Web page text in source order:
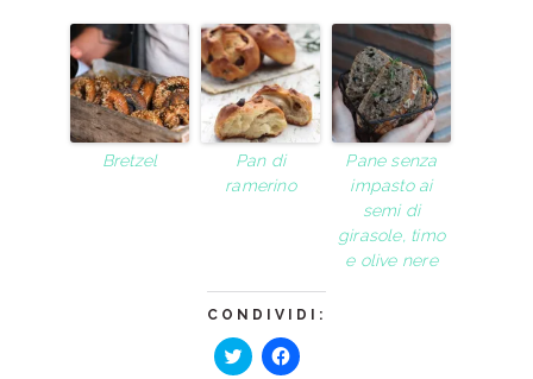
Bretzel
Pan di
ramerino
Pane senza
impasto ai
semi di
girasole, timo
e olive nere
CONDIVIDI:
Fai Fai